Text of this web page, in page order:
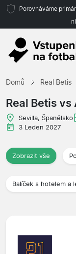
Porovnáváme
Domů Real Betis
Real Betis vs
Sevilla, Španělsko
3 Leden 2027
Zobrazit vše
Balíček s hotelem a